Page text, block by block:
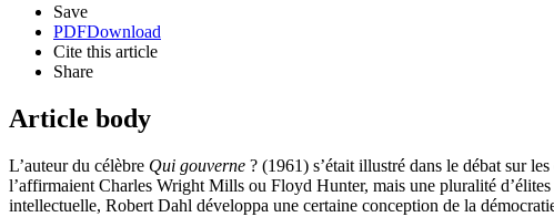
Save
PDFDownload
Cite this article
Share
Article body
L’auteur du célèbre Qui gouverne ? (1961) s’était illustré dans le débat sur
l’affirmaient Charles Wright Mills ou Floyd Hunter, mais une pluralité
intellectuelle, Robert Dahl développa une certaine conception de la